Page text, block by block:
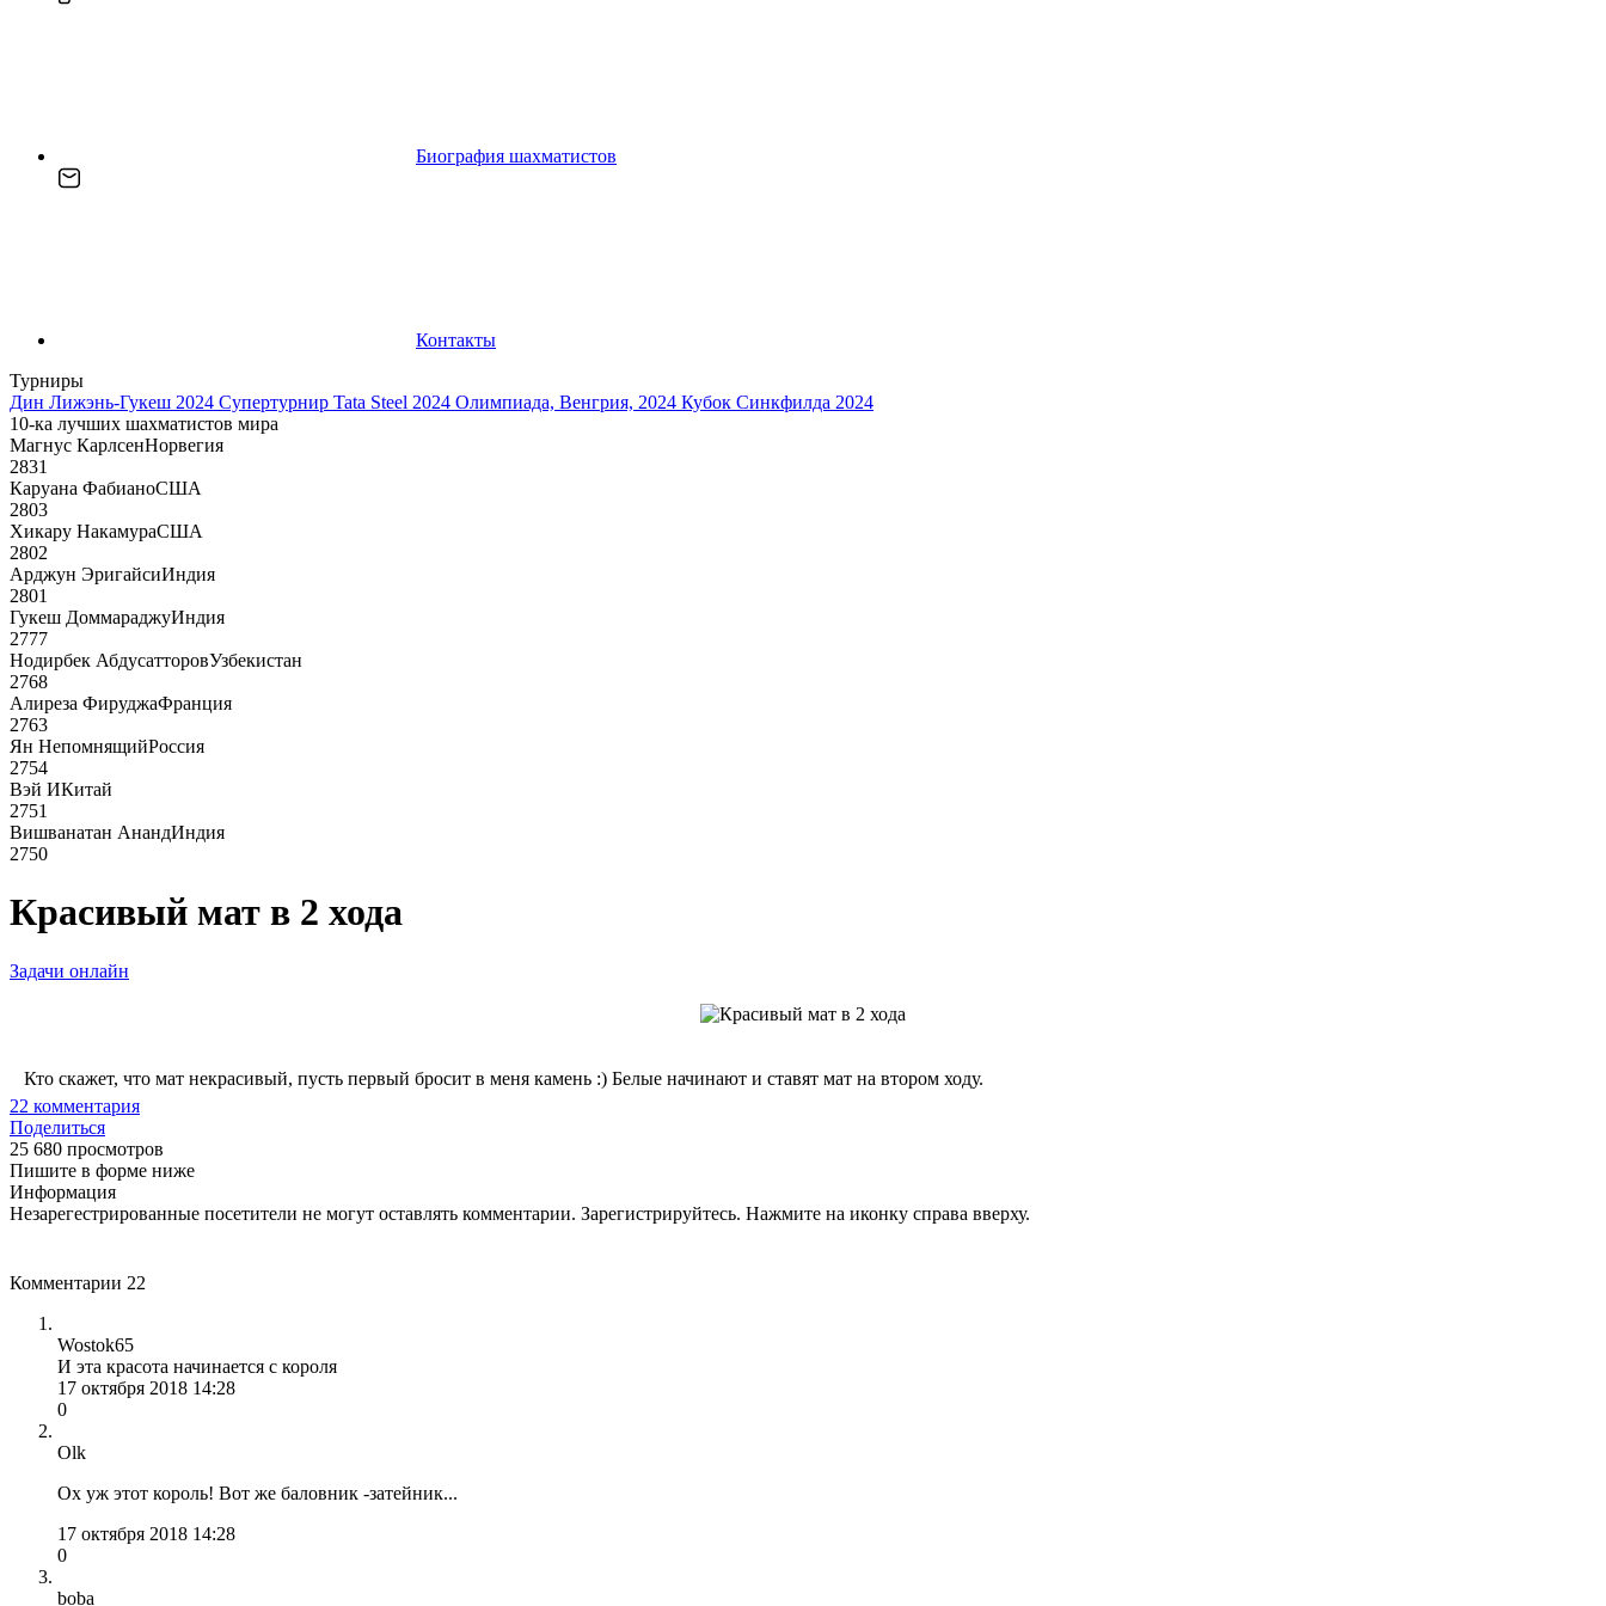
Биография шахматистов
Контакты
Турниры
Дин Лижэнь-Гукеш 2024 Супертурнир Tata Steel 2024 Олимпиада, Венгрия, 2024 Кубок Синкфилда 2024
10-ка лучших шахматистов мира
Магнус КарлсенНорвегия
2831
Каруана ФабианоСША
2803
Хикару НакамураСША
2802
Арджун ЭригайсиИндия
2801
Гукеш ДоммараджуИндия
2777
Нодирбек АбдусатторовУзбекистан
2768
Алиреза ФируджаФранция
2763
Ян НепомнящийРоссия
2754
Вэй ИКитай
2751
Вишванатан АнандИндия
2750
Красивый мат в 2 хода
Задачи онлайн
Кто скажет, что мат некрасивый, пусть первый бросит в меня камень :) Белые начинают и ставят мат на втором ходу.
22 комментария
Поделиться
25 680 просмотров
Пишите в форме ниже
Информация
Незарегестрированные посетители не могут оставлять комментарии. Зарегистрируйтесь. Нажмите на иконку справа вверху.
Комментарии 22
Wostok65
И эта красота начинается с короля
17 октября 2018 14:28
0
Olk
Ох уж этот король! Вот же баловник -затейник...
17 октября 2018 14:28
0
boba